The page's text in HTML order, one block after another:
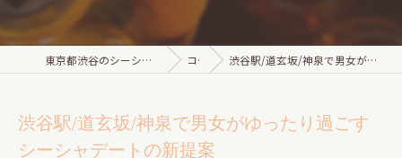
東京都渋谷のシーシャならami Luxury Bar & Shisha コラム 渋谷駅/道玄坂/神泉で男女がゆったり過ごすシーシャデートの新提案
渋谷駅/道玄坂/神泉で男女がゆったり過ごす
シーシャデートの新提案